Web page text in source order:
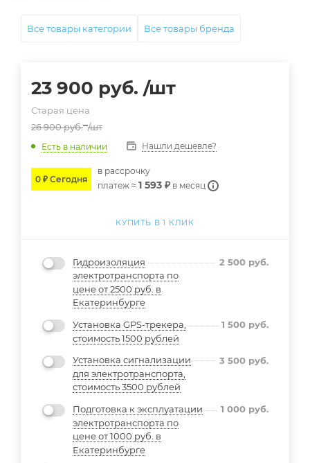
Все товары категории Все товары бренда
23 900 руб. /шт
Старая цена
26 900руб. /шт
Есть в наличии Нашли дешевле?
0 ₽ Сегодня
в расcрочку
платеж ≈ 1 593 ₽ в месяц
КУПИТЬ В 1 КЛИК
Гидроизоляция
электротранспорта по
цене от 2500 руб. в
Екатеринбурге
2 500 руб.
Установка GPS-трекера,
стоимость 1500 рублей
1 500 руб.
Установка сигнализации
для электротранспорта,
стоимость 3500 рублей
3 500 руб.
Подготовка к эксплуатации
электротранспорта по
цене от 1000 руб. в
Екатеринбурге
1 000 руб.